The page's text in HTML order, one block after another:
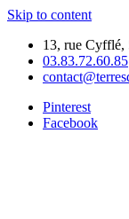
Skip to content
13, rue Cyfflé,
03.83.72.60.85
Pinterest
Facebook